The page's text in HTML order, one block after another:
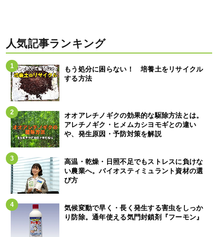
人気記事ランキング
もう処分に困らない！ 培養土をリサイクル
する方法
オオアレチノギクの効果的な駆除方法とは。
アレチノギク・ヒメムカシヨモギとの違い
や、発生原因・予防対策を解説
高温・乾燥・日照不足でもストレスに負けな
い農業へ。バイオスティミュラント資材の選
び方
気候変動で早く・長く発生する害虫をしっか
り防除。通年使える気門封鎖剤『フーモン』